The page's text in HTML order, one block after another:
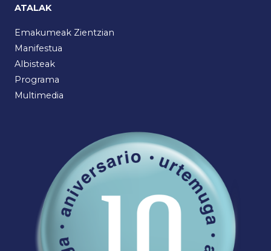
ATALAK
Emakumeak Zientzian
Manifestua
Albisteak
Programa
Multimedia